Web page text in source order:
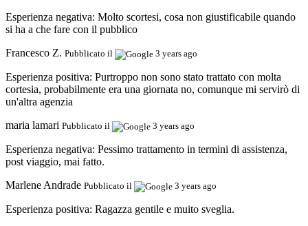
Esperienza negativa: Molto scortesi, cosa non giustificabile quando
si ha a che fare con il pubblico
Francesco Z. Pubblicato il 3 years ago
Esperienza positiva: Purtroppo non sono stato trattato con molta
cortesia, probabilmente era una giornata no, comunque mi servirò di
un'altra agenzia
maria lamari Pubblicato il 3 years ago
Esperienza negativa: Pessimo trattamento in termini di assistenza,
post viaggio, mai fatto.
Marlene Andrade Pubblicato il 3 years ago
Esperienza positiva: Ragazza gentile e muito sveglia.